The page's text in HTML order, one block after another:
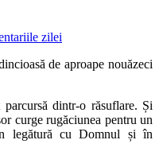
zilei
de aproape nouăzeci
dintr-o răsuflare. Și
curge rugăciunea pentru un
legătură cu Domnul și în